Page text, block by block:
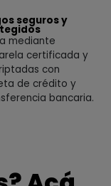
seguros y
mediante
certificada y
con
de crédito y
bancaria.